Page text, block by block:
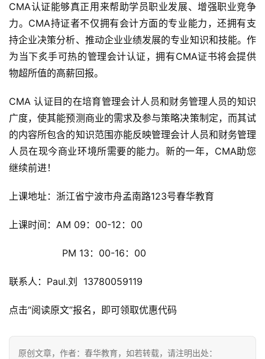
CMA认证能够真正用来帮助学员职业发展、增强职业竞争
力。CMA持证者不仅拥有会计方面的专业能力，还拥有支
持企业决策分析、推动企业业绩发展的专业知识和技能。作
为当下炙手可热的管理会计认证，拥有CMA证书将会提供
物超所值的高薪回报。
CMA 认证目的在培育管理会计人员和财务管理人员的知识
广度，使其能预测商业的需求及参与策略决策制定，而其试
的内容所包含的知识范围亦能反映管理会计人员和财务管理
人员在现今商业环境所需要的能力。新的一年，CMA助您
继续前进！
上课地址：浙江省宁波市舟孟南路123号春华教育
上课时间：AM 09：00-12：00
PM 13：00-16：00
联系人：Paul.刘  13780059119
点击“阅读原文”报名，即可领取优惠代码
原创文章，作者：春华教育，如若转载，请注明出处：